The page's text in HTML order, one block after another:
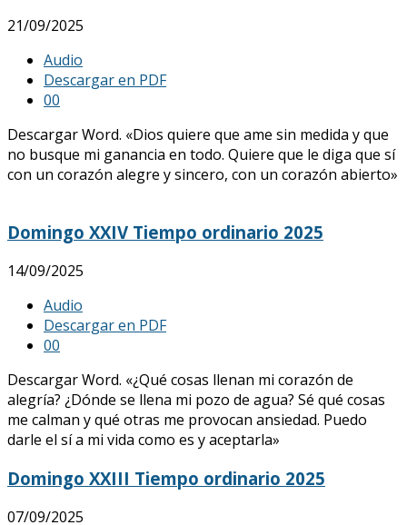
21/09/2025
Audio
Descargar en PDF
00
Descargar Word. «Dios quiere que ame sin medida y que
no busque mi ganancia en todo. Quiere que le diga que sí
con un corazón alegre y sincero, con un corazón abierto»
Domingo XXIV Tiempo ordinario 2025
14/09/2025
Audio
Descargar en PDF
00
Descargar Word. «¿Qué cosas llenan mi corazón de
alegría? ¿Dónde se llena mi pozo de agua? Sé qué cosas
me calman y qué otras me provocan ansiedad. Puedo
darle el sí a mi vida como es y aceptarla»
Domingo XXIII Tiempo ordinario 2025
07/09/2025